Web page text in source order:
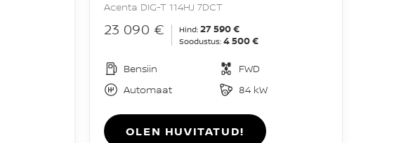
Acenta DIG-T 114HJ 7DCT
23 090 € Hind: 27 590 €
Soodustus: 4 500 €
Bensiin
FWD
Automaat
84 kW
OLEN HUVITATUD!